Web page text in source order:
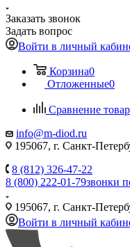
Заказать звонок
Задать вопрос
Войти в личный
Корзина0
Отложенные0
Сравнение
info@m-diod.ru
195067, г. Санкт-
8 (812) 326-47-22
8 (800) 222-01-79звонки
195067, г. Санкт-
Войти в личный